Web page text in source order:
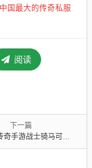
中国最大的传奇私服
阅读
下一篇
游战士骑马可以战斗吗？